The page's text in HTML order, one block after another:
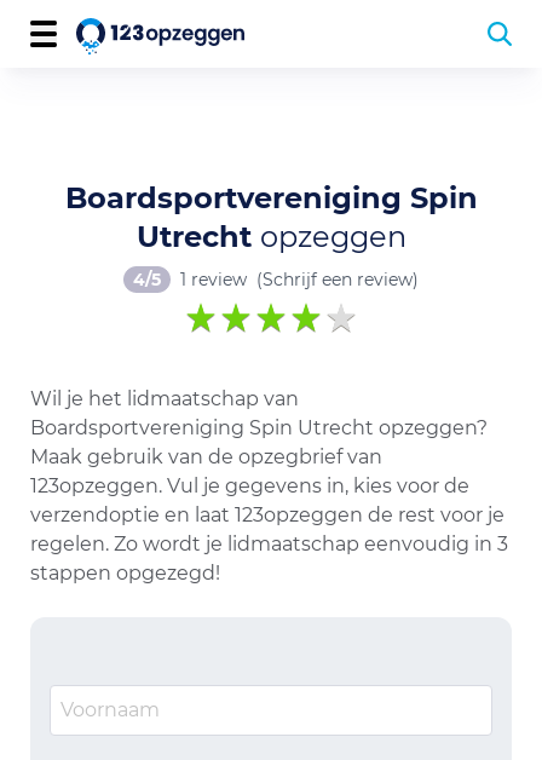
Boardsportvereniging Spin
Utrecht opzeggen
4/5 1 review (Schrijf een review)
Wil je het lidmaatschap van
Boardsportvereniging Spin Utrecht opzeggen?
Maak gebruik van de opzegbrief van
123opzeggen. Vul je gegevens in, kies voor de
verzendoptie en laat 123opzeggen de rest voor je
regelen. Zo wordt je lidmaatschap eenvoudig in 3
stappen opgezegd!